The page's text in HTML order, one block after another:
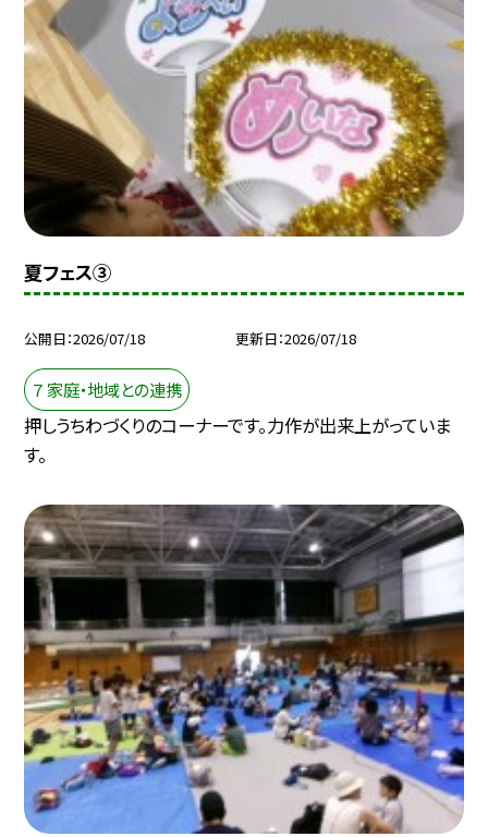
夏フェス③
公開日 2026/07/18 更新日 2026/07/18
７ 家庭・地域との連携
押しうちわづくりのコーナーです。力作が出来上がっていま
す。